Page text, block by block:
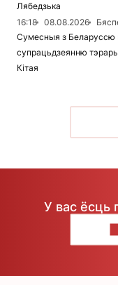
Лябедзька
16:18
08.08.2026
Сумесныя з Беларуссю
супрацьдзеянню
Кітая
У вас ёсць